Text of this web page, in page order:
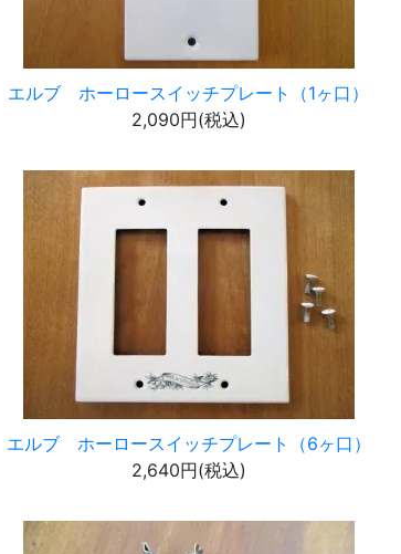
エルブ ホーロースイッチプレート（1ヶ口）
2,090円(税込)
エルブ ホーロースイッチプレート（6ヶ口）
2,640円(税込)